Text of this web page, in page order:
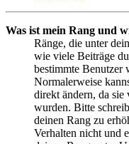
Was ist mein Rang und
Ränge, die unter
wie viele Beiträge
bestimmte Benutzer
Normalerweise
direkt ändern, da
wurden. Bitte
deinen Rang zu
Verhalten nicht und